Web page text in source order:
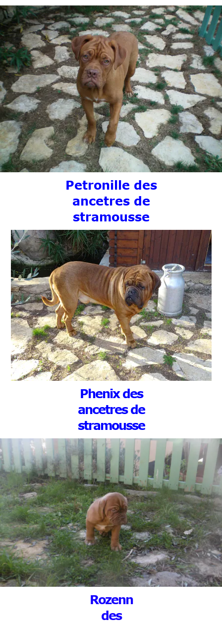
Petronille des
ancetres de
stramousse
Phenix des
ancetres de
stramousse
Rozenn
des